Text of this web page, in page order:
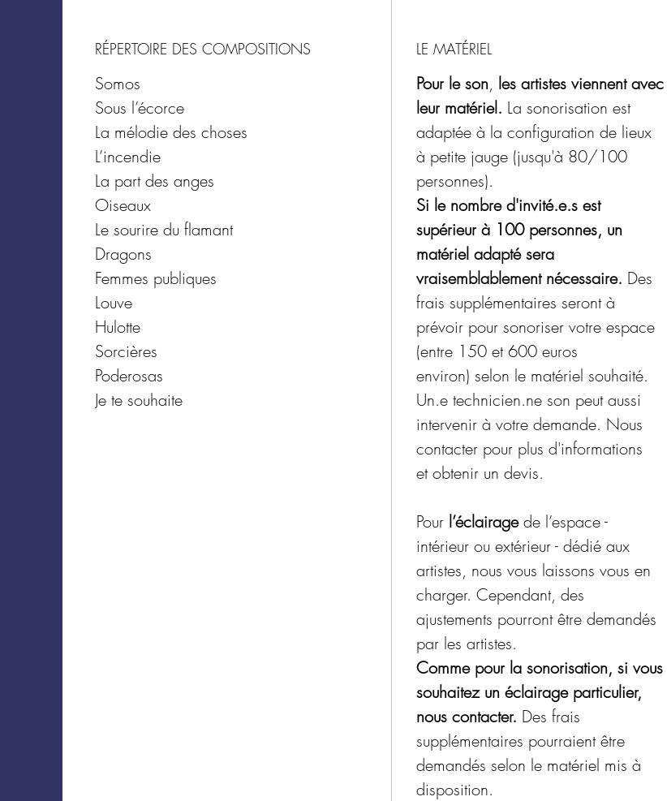
RÉPERTOIRE DES COMPOSITIONS
Somos
Sous l’écorce
La mélodie des choses
L’incendie
La part des anges
Oiseaux
Le sourire du flamant
Dragons
Femmes publiques
Louve
Hulotte
Sorcières
Poderosas
Je te souhaite
LE MATÉRIEL
Pour le son, les artistes viennent avec
leur matériel. La sonorisation est
adaptée à la configuration de lieux
à petite jauge (jusqu'à 80/100
personnes).
Si le nombre d'invité.e.s est
supérieur à 100 personnes, un
matériel adapté sera
vraisemblablement nécessaire. Des
frais supplémentaires seront à
prévoir pour sonoriser votre espace
(entre 150 et 600 euros
environ) selon le matériel souhaité.
Un.e technicien.ne son peut aussi
intervenir à votre demande. Nous
contacter pour plus d'informations
et obtenir un devis.
Pour l’éclairagede l’espace -
intérieur ou extérieur - dédié aux
artistes, nous vous laissons vous en
charger. Cependant, des
ajustements pourront être demandés
par les artistes.
Comme pour la sonorisation, si vous
souhaitez un éclairage particulier,
nous contacter. Des frais
supplémentaires pourraient être
demandés selon le matériel mis à
disposition.